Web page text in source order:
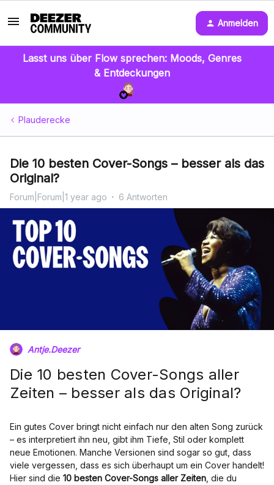
Anmelden
Lasst uns über Flow sprechen: Moods, Genres
& Entdeckungen
Plauderecke
Die 10 besten Cover-Songs – besser als das
Original?
Forum|Forum|1 year ago 6 Antworten
Antje.Deezer
Die 10 besten Cover-Songs aller
Zeiten – besser als das Original?
Ein gutes Cover bringt nicht einfach nur den alten Song zurück
– es interpretiert ihn neu, gibt ihm Tiefe, Stil oder komplett
neue Emotionen. Manche Versionen sind sogar so gut, dass
viele vergessen, dass es sich überhaupt um ein Cover handelt!
Hier sind die 10 besten Cover-Songs aller Zeiten , die du